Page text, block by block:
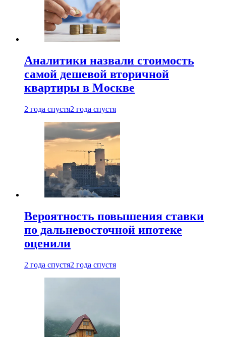
Аналитики назвали стоимость
самой дешевой вторичной
квартиры в Москве
2 года спустя2 года спустя
Вероятность повышения ставки
по дальневосточной ипотеке
оценили
2 года спустя2 года спустя